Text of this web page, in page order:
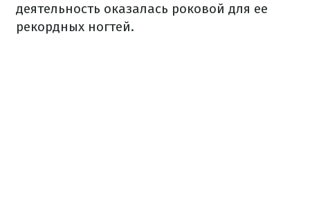
деятельность оказалась роковой для ее
рекордных ногтей.